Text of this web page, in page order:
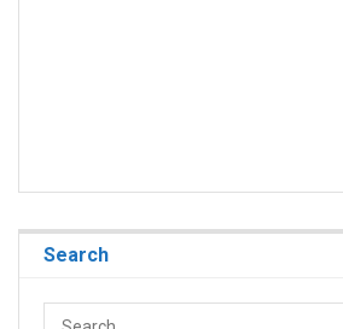
Search